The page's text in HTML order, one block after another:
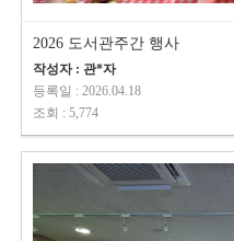
2026 도서관주간 행사
작성자 : 관*자
등록일 : 2026.04.18
조회 : 5,774